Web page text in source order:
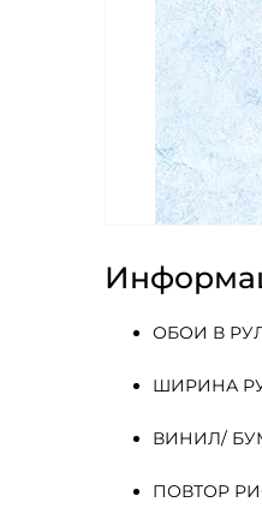
ОБОИ В
ШИРИНА
ВИНИЛ/
ПОВТОР